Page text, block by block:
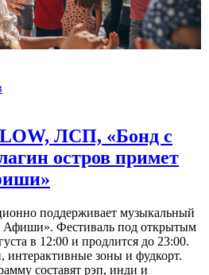
ЛСП, «Бонд с
остров примет
поддерживает музыкальный
Афиши». Фестиваль под открытым
в 12:00 и продлится до 23:00.
интерактивные зоны и фудкорт.
составят рэп, инди и